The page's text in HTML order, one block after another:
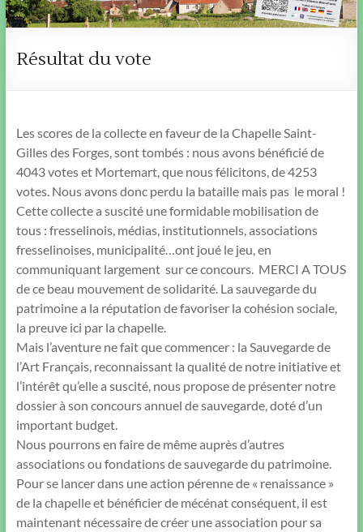
Résultat du vote
Les scores de la collecte en faveur de la Chapelle Saint-
Gilles des Forges, sont tombés : nous avons bénéficié de
4043 votes et Mortemart, que nous félicitons, de 4253
votes. Nous avons donc perdu la bataille mais pas le moral !
Cette collecte a suscité une formidable mobilisation de
tous : fresselinois, médias, institutionnels, associations
fresselinoises, municipalité…ont joué le jeu, en
communiquant largement sur ce concours. MERCI A TOUS
de ce beau mouvement de solidarité. La sauvegarde du
patrimoine a la réputation de favoriser la cohésion sociale,
la preuve ici par la chapelle.
Mais l’aventure ne fait que commencer : la Sauvegarde de
l’Art Français, reconnaissant la qualité de notre initiative et
l’intérêt qu’elle a suscité, nous propose de présenter notre
dossier à son concours annuel de sauvegarde, doté d’un
important budget.
Nous pourrons en faire de même auprès d’autres
associations ou fondations de sauvegarde du patrimoine.
Pour se lancer dans une action pérenne de « renaissance »
de la chapelle et bénéficier de mécénat conséquent, il est
maintenant nécessaire de créer une association pour sa